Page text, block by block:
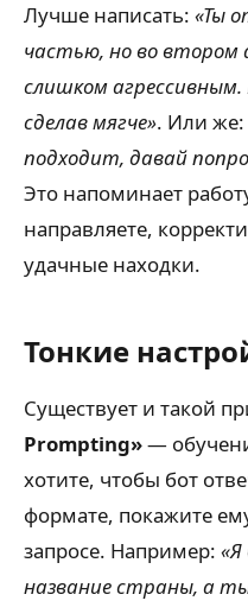
Лучше написать: «Ты
частью, но во втором
слишком
сделав мягче». Или же:
подходит, давай
Это напоминает
направляете,
удачные находки.
Тонкие
Существует и такой
Prompting»—
хотите, чтобы бот
формате, покажите
запросе. Например:
название страны, а